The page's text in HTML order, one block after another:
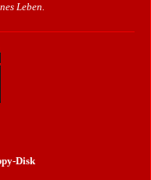
Leben.
Disk